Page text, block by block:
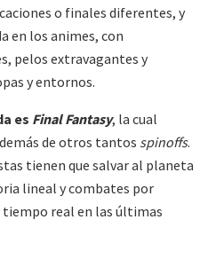
o finales diferentes, y
en los animes, con
pelos extravagantes y
y entornos.
es Final Fantasy, la cual
de otros tantos spinoffs.
tienen que salvar al planeta
lineal y combates por
real en las últimas